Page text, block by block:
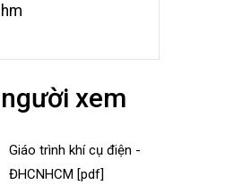
xem
Giáo trình khí cụ điện -
ĐHCNHCM [pdf]